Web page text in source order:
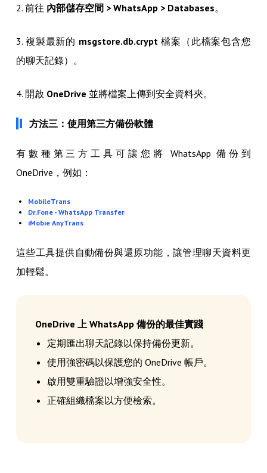
2. 前往 內部儲存空間 > WhatsApp > Databases。
3. 複製最新的 msgstore.db.crypt 檔案（此檔案包含您
的聊天記錄）。
4. 開啟 OneDrive 並將檔案上傳到安全資料夾。
方法三：使用第三方備份軟體
有數種第三方工具可讓您將 WhatsApp 備份到
OneDrive，例如：
MobileTrans
Dr.Fone - WhatsApp Transfer
iMobie AnyTrans
這些工具提供自動備份與還原功能，讓管理聊天資料更
加輕鬆。
OneDrive 上 WhatsApp 備份的最佳實踐
定期匯出聊天記錄以保持備份更新。
使用強密碼以保護您的 OneDrive 帳戶。
啟用雙重驗證以增強安全性。
正確組織檔案以方便檢索。